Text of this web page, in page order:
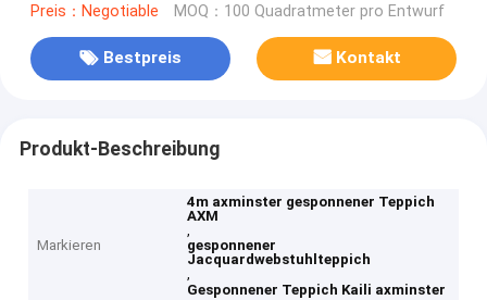
Preis：Negotiable MOQ：100 Quadratmeter pro Entwurf
Bestpreis Kontakt
Produkt-Beschreibung
Markieren
4m axminster gesponnener Teppich
AXM
,
gesponnener
Jacquardwebstuhlteppich
,
Gesponnener Teppich Kaili axminster